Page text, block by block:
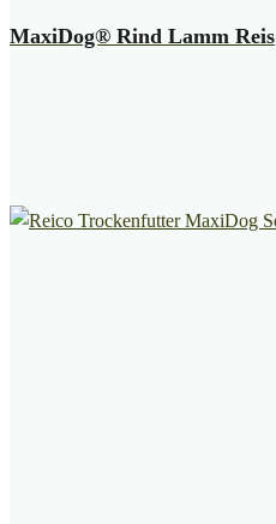
MaxiDog® Rind Lamm Reis